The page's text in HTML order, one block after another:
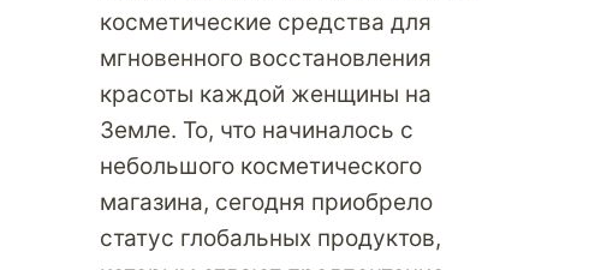
косметические средства для
мгновенного восстановления
красоты каждой женщины на
Земле. То, что начиналось с
небольшого косметического
магазина, сегодня приобрело
статус глобальных продуктов,